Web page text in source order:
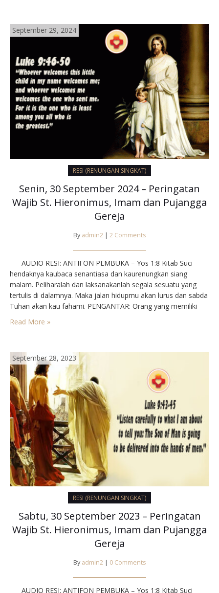
September 29, 2024
RESI (RENUNGAN SINGKAT)
Senin, 30 September 2024 – Peringatan
Wajib St. Hieronimus, Imam dan Pujangga
Gereja
By admin2 | 2 Comments
AUDIO RESI: ANTIFON PEMBUKA – Yos 1:8 Kitab Suci
hendaknya kaubaca senantiasa dan kaurenungkan siang
malam. Peliharalah dan laksanakanlah segala sesuatu yang
tertulis di dalamnya. Maka jalan hidupmu akan lurus dan sabda
Tuhan akan kau fahami. PENGANTAR: Orang yang memiliki
disebut kamus atau ensiklopedi hidup. Tetapi tentang
Read More »
September 28, 2023
RESI (RENUNGAN SINGKAT)
Sabtu, 30 September 2023 – Peringatan
Wajib St. Hieronimus, Imam dan Pujangga
Gereja
By admin2 | 0 Comments
AUDIO RESI: ANTIFON PEMBUKA – Yos 1:8 Kitab Suci